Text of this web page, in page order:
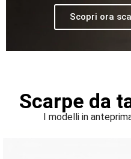
Scopri ora
Scarpe da
I modelli in